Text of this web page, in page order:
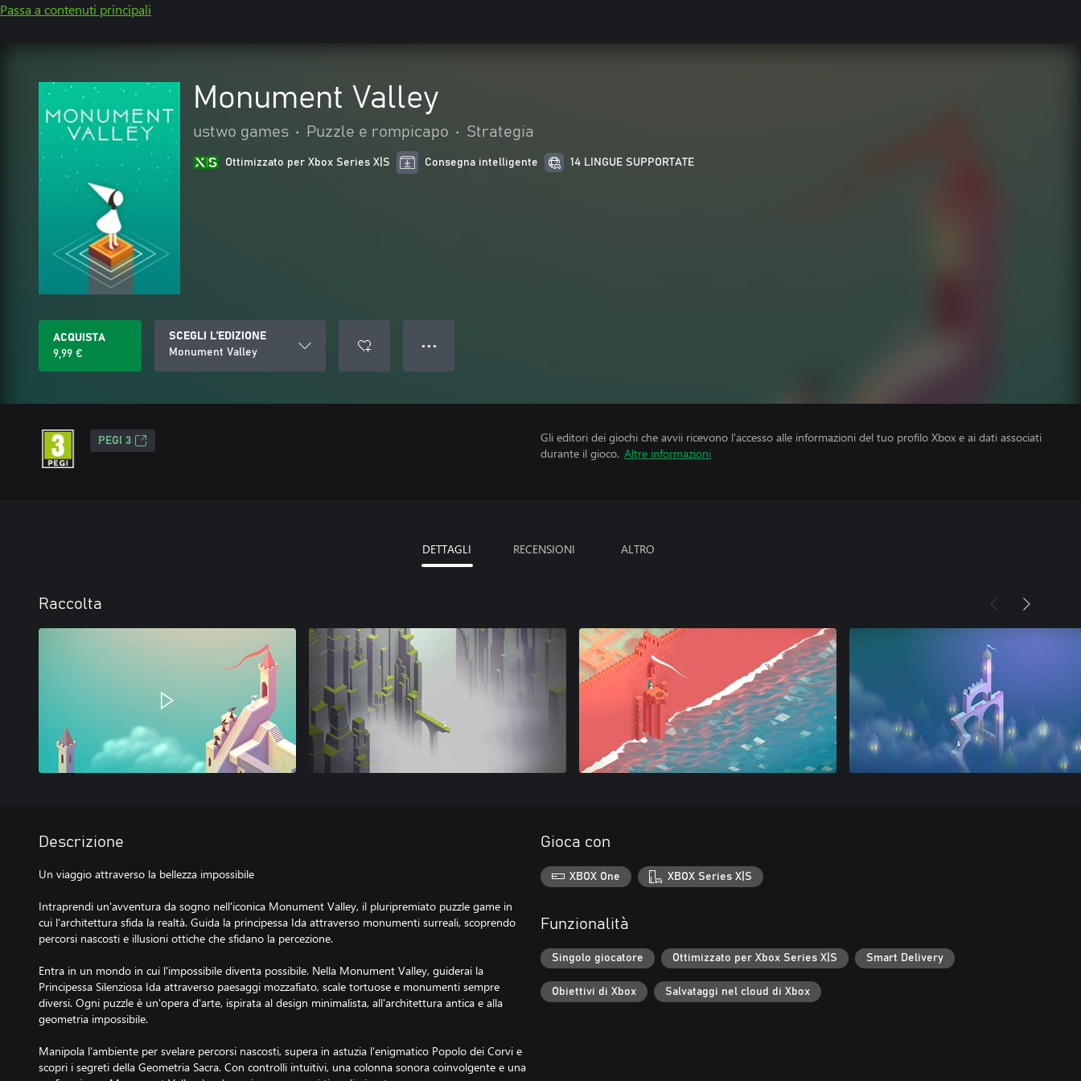
Passa a contenuti principali
Monument Valley
ustwo games • Puzzle e rompicapo • Strategia
Ottimizzato per Xbox Series X|S Consegna intelligente 14 LINGUE SUPPORTATE
ACQUISTA
9,99 €
SCEGLI L'EDIZIONE
Monument Valley
● ● ●
PEGI 3
Gli editori dei giochi che avvii ricevono l'accesso alle informazioni del tuo profilo Xbox e ai dati associati
durante il gioco. Altre informazioni
DETTAGLI RECENSIONI ALTRO
Raccolta
Descrizione
Un viaggio attraverso la bellezza impossibile
Intraprendi un'avventura da sogno nell'iconica Monument Valley, il pluripremiato puzzle game in
cui l'architettura sfida la realtà. Guida la principessa Ida attraverso monumenti surreali, scoprendo
percorsi nascosti e illusioni ottiche che sfidano la percezione.
Entra in un mondo in cui l'impossibile diventa possibile. Nella Monument Valley, guiderai la
Principessa Silenziosa Ida attraverso paesaggi mozzafiato, scale tortuose e monumenti sempre
diversi. Ogni puzzle è un'opera d'arte, ispirata al design minimalista, all'architettura antica e alla
geometria impossibile.
Manipola l'ambiente per svelare percorsi nascosti, supera in astuzia l'enigmatico Popolo dei Corvi e
scopri i segreti della Geometria Sacra. Con controlli intuitivi, una colonna sonora coinvolgente e una
Gioca con
XBOX One XBOX Series X|S
Funzionalità
Singolo giocatore Ottimizzato per Xbox Series X|S Smart Delivery
Obiettivi di Xbox Salvataggi nel cloud di Xbox